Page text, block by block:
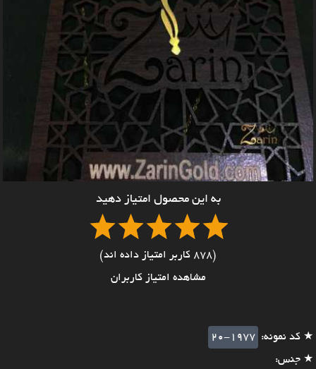
به این محصول امتیاز دهید
(878 کاربر امتیاز داده اند)
مشاهده امتیاز کاربران
★ کد نمونه: 20-1977
★ جنس: